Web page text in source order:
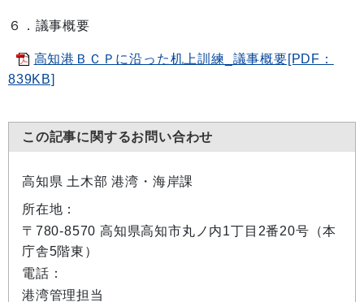
６．議事概要
高知港ＢＣＰに沿った机上訓練_議事概要[PDF：
839KB]
この記事に関するお問い合わせ
高知県 土木部 港湾・海岸課
所在地：
〒780-8570 高知県高知市丸ノ内1丁目2番20号（本
庁舎5階東）
電話：
港湾管理担当